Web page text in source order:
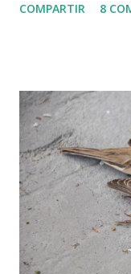
traté de suavizar el
de 1985 tres
después de haber
tres entramos en
o sindicato.
con Álava. De
Alcalde, José Luis
común nuestras
vivió siempre en
COMPARTIR 8